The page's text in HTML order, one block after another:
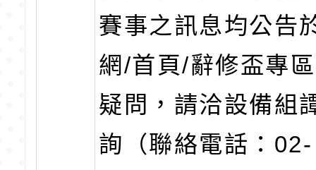
賽事之訊息均公告
網/首頁/辭修盃專
疑問，請洽設備組
詢（聯絡電話：02-